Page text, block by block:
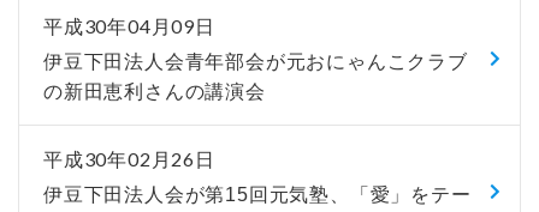
平成30年04月09日
伊豆下田法人会青年部会が元おにゃんこクラブ
の新田恵利さんの講演会
平成30年02月26日
伊豆下田法人会が第15回元気塾、「愛」をテー